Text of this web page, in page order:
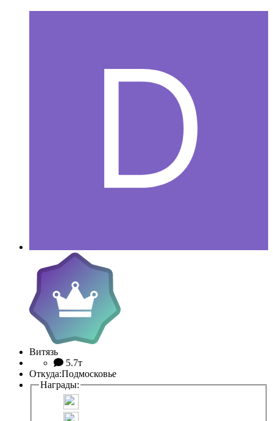
Витязь
5.7т
Откуда:Подмосковье
Награды: